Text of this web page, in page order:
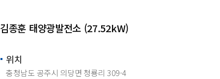
김종훈 태양광발전소 (27.52kW)
위치
충청남도 공주시 의당면 청룡리 309-4